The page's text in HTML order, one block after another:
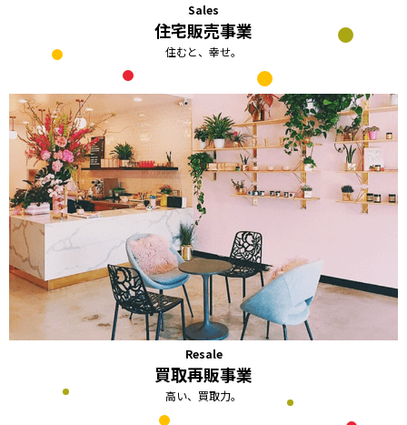
Sales
住宅販売事業
住むと、幸せ。
Resale
買取再販事業
高い、買取力。